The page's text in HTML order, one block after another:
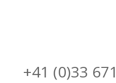
+41 (0)33